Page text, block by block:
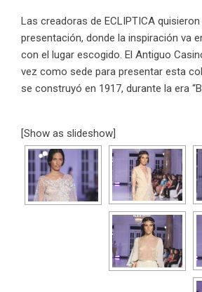
Las creadoras de ECLIPTICA
presentación, donde la inspiración va
con el lugar escogido. El Antiguo
vez como sede para presentar esta
se construyó en 1917, durante la era
[Show as slideshow]